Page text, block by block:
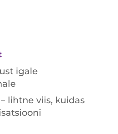
igale
lihtne viis, kuidas